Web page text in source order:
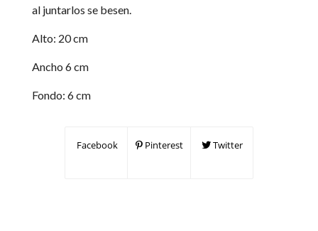
al juntarlos se besen.
Alto: 20 cm
Ancho 6 cm
Fondo: 6 cm
Facebook Pinterest Twitter